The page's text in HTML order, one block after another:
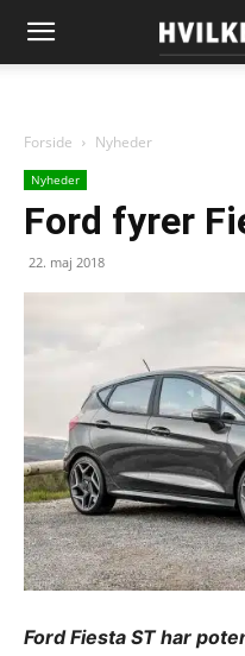
Forside Nyheder
Nyheder
Ford fyrer
22. maj 2018
Ford Fiesta ST har